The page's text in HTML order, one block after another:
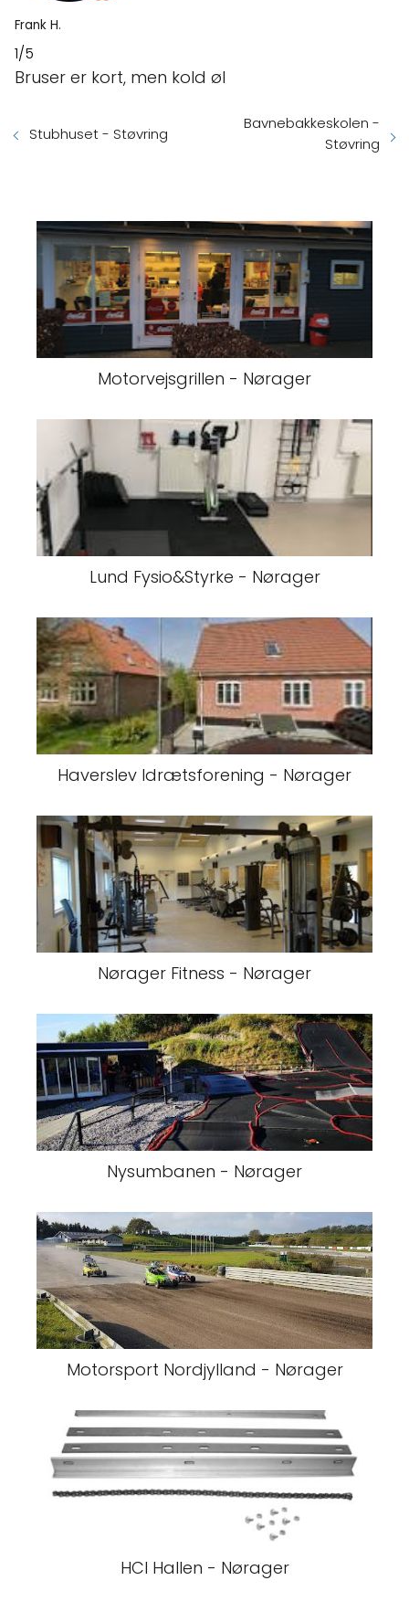
Frank H.
1/5
Bruser er kort, men kold øl
Stubhuset - Støvring
Bavnebakkeskolen -
Støvring
Motorvejsgrillen - Nørager
Lund Fysio&Styrke - Nørager
Haverslev Idrætsforening - Nørager
Nørager Fitness - Nørager
Nysumbanen - Nørager
Motorsport Nordjylland - Nørager
HCI Hallen - Nørager